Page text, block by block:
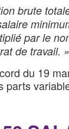
brute
par le
de travail. »
du 19
parts